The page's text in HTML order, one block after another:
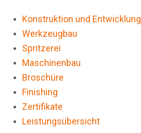
Konstruktion und Entwicklung
Werkzeugbau
Spritzerei
Maschinenbau
Broschüre
Finishing
Zertifikate
Leistungsübersicht